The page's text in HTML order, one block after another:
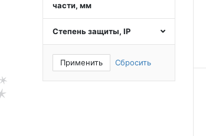
части, мм
Степень защиты, IP
Применить Сбросить